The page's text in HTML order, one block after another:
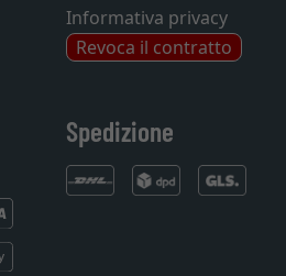
Informativa privacy
Revoca il contratto
Spedizione